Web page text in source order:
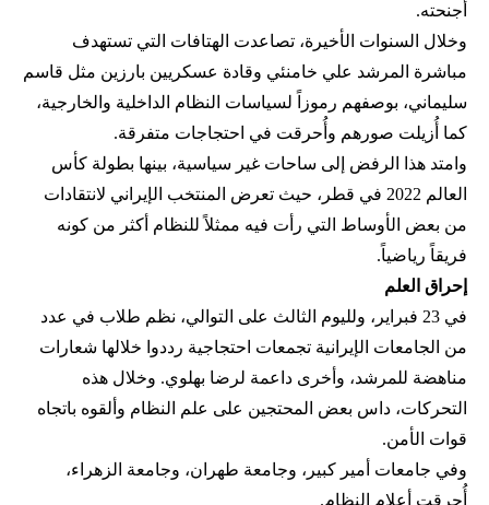
أجنحته.
وخلال السنوات الأخيرة، تصاعدت الهتافات التي تستهدف
مباشرة المرشد علي خامنئي وقادة عسكريين بارزين مثل قاسم
سليماني، بوصفهم رموزاً لسياسات النظام الداخلية والخارجية،
كما أُزيلت صورهم وأُحرقت في احتجاجات متفرقة.
وامتد هذا الرفض إلى ساحات غير سياسية، بينها بطولة كأس
العالم 2022 في قطر، حيث تعرض المنتخب الإيراني لانتقادات
من بعض الأوساط التي رأت فيه ممثلاً للنظام أكثر من كونه
فريقاً رياضياً.
إحراق العلم
في 23 فبراير، ولليوم الثالث على التوالي، نظم طلاب في عدد
من الجامعات الإيرانية تجمعات احتجاجية رددوا خلالها شعارات
مناهضة للمرشد، وأخرى داعمة لرضا بهلوي. وخلال هذه
التحركات، داس بعض المحتجين على علم النظام وألقوه باتجاه
قوات الأمن.
وفي جامعات أمير كبير، وجامعة طهران، وجامعة الزهراء،
أُحرقت أعلام النظام.